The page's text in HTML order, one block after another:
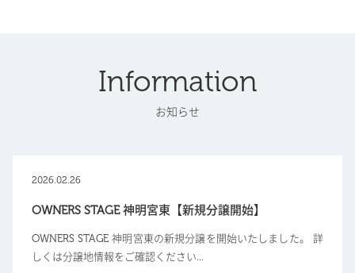
Information
お知らせ
2026.02.26
OWNERS STAGE 神明宮東【新規分譲開始】
OWNERS STAGE 神明宮東の新規分譲を開始いたしました。 詳
しくは分譲地情報をご確認ください...